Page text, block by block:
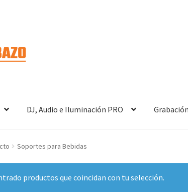
DJ, Audio e Iluminación PRO
Soportes para Bebidas
productos que coincidan con tu selección.